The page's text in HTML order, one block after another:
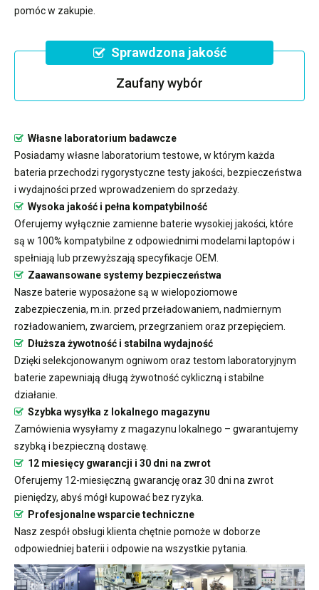
pomóc w zakupie.
Sprawdzona jakość
Zaufany wybór
Własne laboratorium badawcze
Posiadamy własne laboratorium testowe, w którym każda
bateria przechodzi rygorystyczne testy jakości, bezpieczeństwa
i wydajności przed wprowadzeniem do sprzedaży.
Wysoka jakość i pełna kompatybilność
Oferujemy wyłącznie zamienne baterie wysokiej jakości, które
są w 100% kompatybilne z odpowiednimi modelami laptopów i
spełniają lub przewyższają specyfikacje OEM.
Zaawansowane systemy bezpieczeństwa
Nasze baterie wyposażone są w wielopoziomowe
zabezpieczenia, m.in. przed przeładowaniem, nadmiernym
rozładowaniem, zwarciem, przegrzaniem oraz przepięciem.
Dłuższa żywotność i stabilna wydajność
Dzięki selekcjonowanym ogniwom oraz testom laboratoryjnym
baterie zapewniają długą żywotność cykliczną i stabilne
działanie.
Szybka wysyłka z lokalnego magazynu
Zamówienia wysyłamy z magazynu lokalnego – gwarantujemy
szybką i bezpieczną dostawę.
12 miesięcy gwarancji i 30 dni na zwrot
Oferujemy 12-miesięczną gwarancję oraz 30 dni na zwrot
pieniędzy, abyś mógł kupować bez ryzyka.
Profesjonalne wsparcie techniczne
Nasz zespół obsługi klienta chętnie pomoże w doborze
odpowiedniej baterii i odpowie na wszystkie pytania.